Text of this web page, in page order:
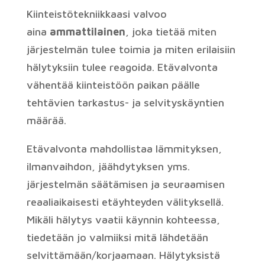
Kiinteistötekniikkaasi valvoo
aina ammattilainen , joka tietää miten
järjestelmän tulee toimia ja miten erilaisiin
hälytyksiin tulee reagoida. Etävalvonta
vähentää kiinteistöön paikan päälle
tehtävien tarkastus- ja selvityskäyntien
määrää.
Etävalvonta mahdollistaa lämmityksen,
ilmanvaihdon, jäähdytyksen yms.
järjestelmän säätämisen ja seuraamisen
reaaliaikaisesti etäyhteyden välityksellä.
Mikäli hälytys vaatii käynnin kohteessa,
tiedetään jo valmiiksi mitä lähdetään
selvittämään/korjaamaan. Hälytyksistä